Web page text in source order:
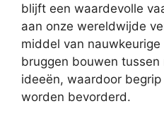
blijft een waardevolle
aan onze wereldwijde
middel van
bruggen bouwen tussen
ideeën, waardoor
worden bevorderd.